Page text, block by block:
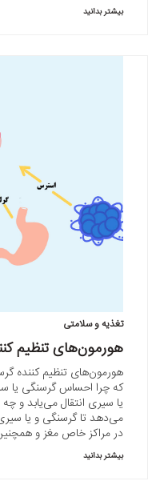
بیشتر بدانید
تغذیه و سلامتی
هورمون‌های تنظیم
هورمون‌های تنظیم کننده
که چرا احساس گرسنگی یا
یا سیری انتقال می‌یابد و چه
می‌دهد تا گرسنگی و یا
در مراکز خاص مغز و
بیشتر بدانید